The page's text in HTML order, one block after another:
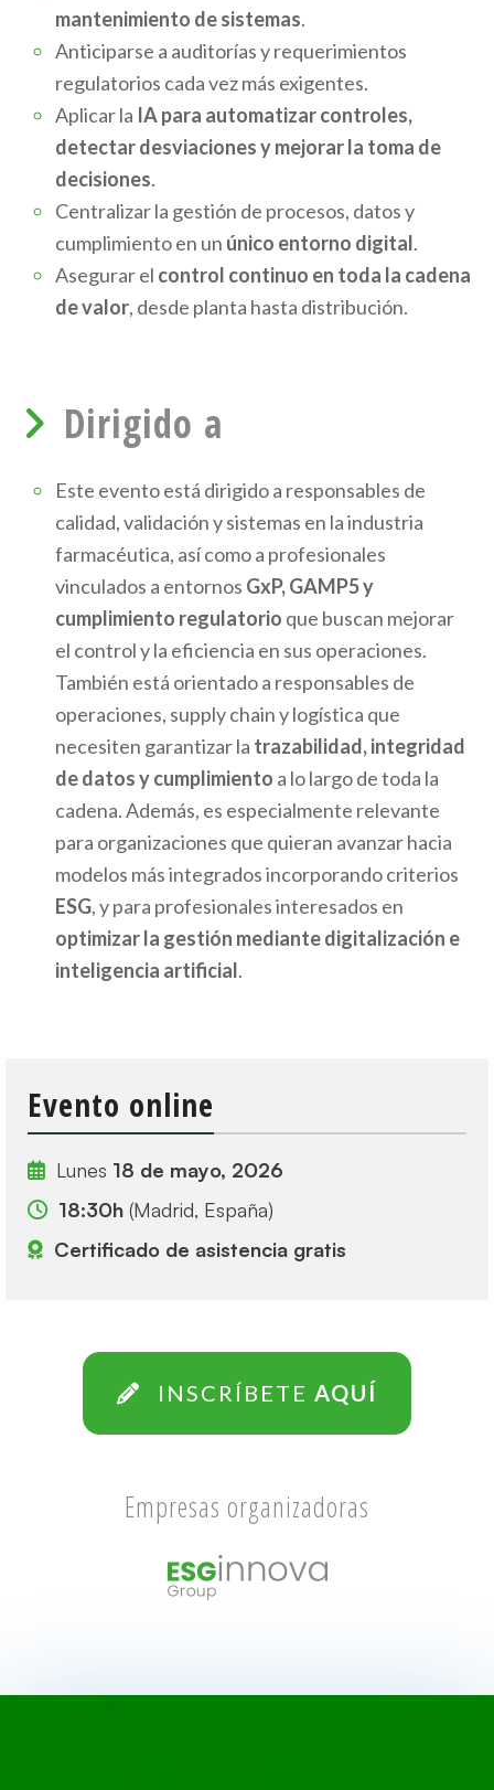
mantenimiento de sistemas.
Anticiparse a auditorías y requerimientos
regulatorios cada vez más exigentes.
Aplicar la IA para automatizar controles,
detectar desviaciones y mejorar la toma de
decisiones.
Centralizar la gestión de procesos, datos y
cumplimiento en un único entorno digital.
Asegurar el control continuo en toda la cadena
de valor, desde planta hasta distribución.
Dirigido a
Este evento está dirigido a responsables de
calidad, validación y sistemas en la industria
farmacéutica, así como a profesionales
vinculados a entornos GxP, GAMP5 y
cumplimiento regulatorio que buscan mejorar
el control y la eficiencia en sus operaciones.
También está orientado a responsables de
operaciones, supply chain y logística que
necesiten garantizar la trazabilidad, integridad
de datos y cumplimiento a lo largo de toda la
cadena. Además, es especialmente relevante
para organizaciones que quieran avanzar hacia
modelos más integrados incorporando criterios
ESG, y para profesionales interesados en
optimizar la gestión mediante digitalización e
inteligencia artificial.
Evento online
Lunes 18 de mayo, 2026
18:30h (Madrid, España)
Certificado de asistencia gratis
INSCRÍBETEAQUÍ
Empresas organizadoras